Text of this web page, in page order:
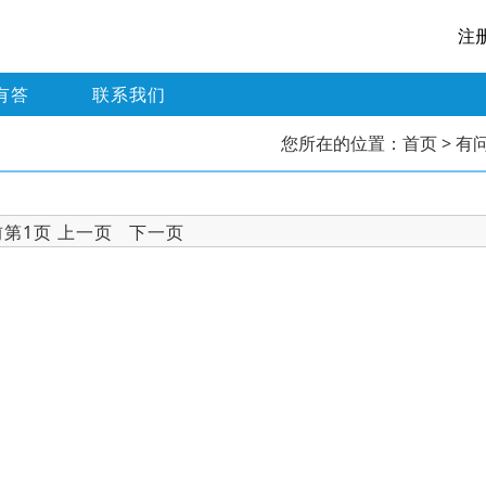
注
答 联系我们
您所在的位置： 首页> 有
第1页 上一页 下一页